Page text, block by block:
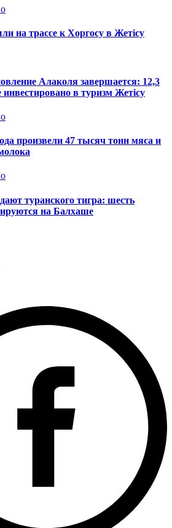
на трассе к Хоргосу в Жетісу
Алаколя завершается: 12,3
инвестировано в туризм Жетісу
произвели 47 тысяч тонн мяса и
туранского тигра: шесть
на Балхаше